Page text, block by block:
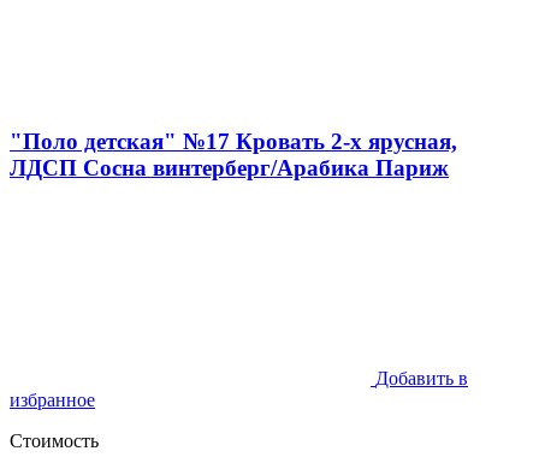
"Поло детская" №17 Кровать 2-х ярусная,
ЛДСП Сосна винтерберг/Арабика Париж
Добавить в
избранное
Стоимость